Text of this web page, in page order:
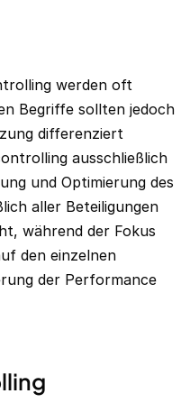
werden oft
Begriffe sollten jedoch
differenziert
ausschließlich
und Optimierung des
aller Beteiligungen
während der Fokus
den einzelnen
der Performance